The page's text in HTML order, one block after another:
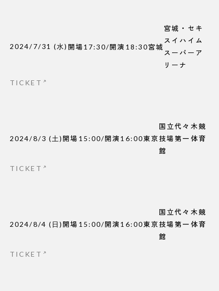
2024/7/31 (水) 開場 17:30/開演 18:30宮城
宮城・セキ
スイハイム
スーパーア
リーナ
TICKET
2024/8/3 (土) 開場 15:00/開演 16:00東京
国立代々木競
技場第一体育
館
TICKET
2024/8/4 ( 日) 開場 15:00/開演 16:00東京
国立代々木競
技場第一体育
館
TICKET